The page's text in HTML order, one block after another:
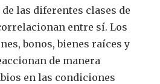
las diferentes clases de
entre sí. Los
bonos, bienes raíces y
de manera
en las condiciones